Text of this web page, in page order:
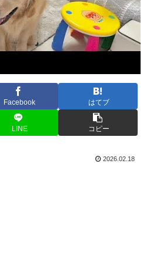
Facebook はてブ
LINE コピー
2026.02.18